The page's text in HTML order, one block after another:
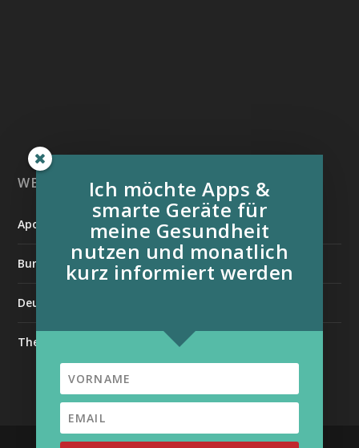
WEITERE INFORMATIONSQUELLEN:
Apotheken Umschau
Bundesverband der Organtransplantierten e.V.
Deutsche Stiftung für chronisch Kranke
The Medical Futurist
Ich möchte Apps &
smarte Geräte für
meine Gesundheit
nutzen und monatlich
kurz informiert werden